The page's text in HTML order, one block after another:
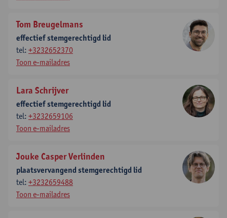
Tom Breugelmans
effectief stemgerechtigd lid
tel: +3232652370
Toon e-mailadres
Lara Schrijver
effectief stemgerechtigd lid
tel: +3232659106
Toon e-mailadres
Jouke Casper Verlinden
plaatsvervangend stemgerechtigd lid
tel: +3232659488
Toon e-mailadres